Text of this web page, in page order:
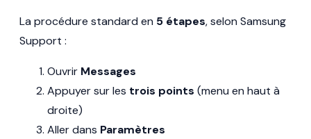
La procédure standard en 5 étapes, selon Samsung
Support :
Ouvrir Messages
Appuyer sur les trois points (menu en haut à
droite)
Aller dans Paramètres